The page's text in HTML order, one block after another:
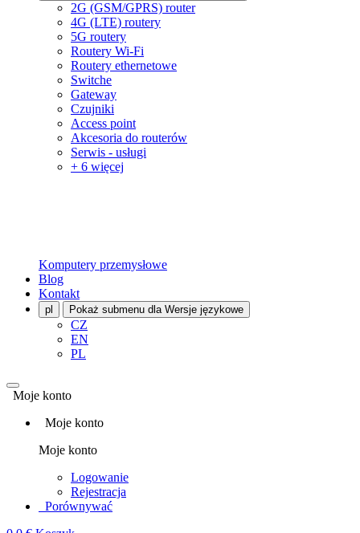
2G (GSM/GPRS) router
4G (LTE) routery
5G routery
Routery Wi-Fi
Routery ethernetowe
Switche
Gateway
Czujniki
Access point
Akcesoria do routerów
Serwis - usługi
+ 6 więcej
Komputery przemysłowe
Blog
Kontakt
pl Pokaż submenu dla Wersje językowe
CZ
EN
PL
Moje konto
Moje konto
Moje konto
Logowanie
Rejestracja
Porównywać